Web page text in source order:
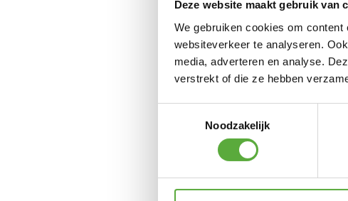
Deze website maakt gebruik van
We gebruiken cookies om
websiteverkeer te analyseren.
media, adverteren en analyse.
verstrekt of die ze hebben
Noodzakelijk